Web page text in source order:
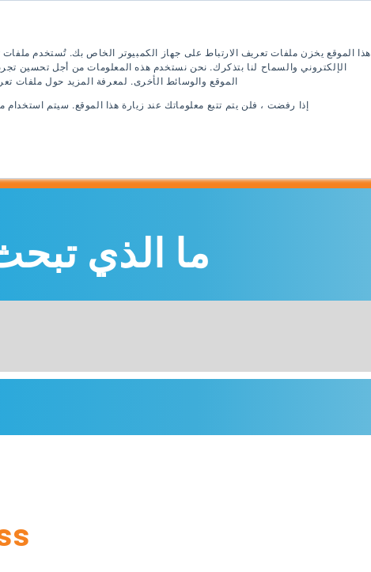
هذا الموقع يخزن ملفات تعريف الارتباط على جهاز الكمبيوتر الخاص بك. تُستخدم
الإلكتروني والسماح لنا بتذكرك. نحن نستخدم هذه المعلومات من أجل تحسين
الموقع والوسائط الأخرى. لمعرفة المزيد حول ملفات
إذا رفضت ، فلن يتم تتبع معلوماتك عند زيارة هذا الموقع. سيتم
ما الذي